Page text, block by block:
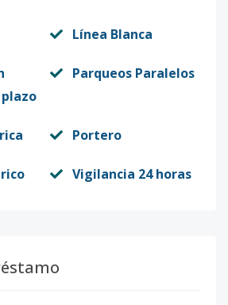
Línea Blanca
Parqueos Paralelos
Portero
Vigilancia 24 horas